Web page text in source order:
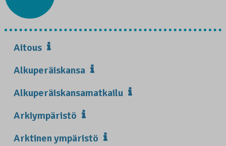
Aitous
Alkuperäiskansa
Alkuperäiskansamatkailu
Arkiympäristö
Arktinen ympäristö